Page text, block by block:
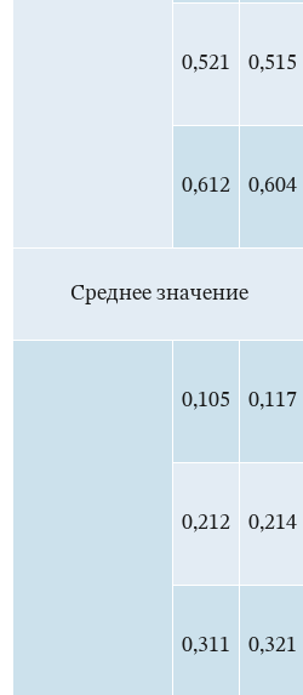
0,521 0,515
0,612 0,604
Среднее значение
0,105 0,117
0,212 0,214
0,311 0,321